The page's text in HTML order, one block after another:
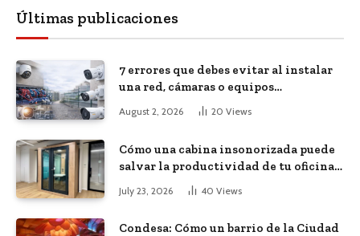
Últimas publicaciones
7 errores que debes evitar al instalar
una red, cámaras o equipos
tecnológicos en una empresa
August 2, 2026 20 Views
Cómo una cabina insonorizada puede
salvar la productividad de tu oficina
July 23, 2026 40 Views
Condesa: Cómo un barrio de la Ciudad